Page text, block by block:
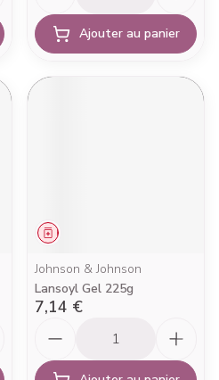
Ajouter au panier
Médicament
Johnson & Johnson
Lansoyl Gel 225g
7,14 €